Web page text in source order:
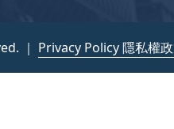
｜ Privacy Policy 隱私權